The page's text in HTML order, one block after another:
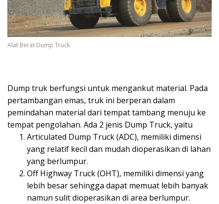
Alat Berat Dump Truck
Dump truk berfungsi untuk mengankut material. Pada
pertambangan emas, truk ini berperan dalam
pemindahan material dari tempat tambang menuju ke
tempat pengolahan. Ada 2 jenis Dump Truck, yaitu
Articulated Dump Truck (ADC), memiliki dimensi
yang relatif kecil dan mudah dioperasikan di lahan
yang berlumpur.
Off Highway Truck (OHT), memiliki dimensi yang
lebih besar sehingga dapat memuat lebih banyak
namun sulit dioperasikan di area berlumpur.